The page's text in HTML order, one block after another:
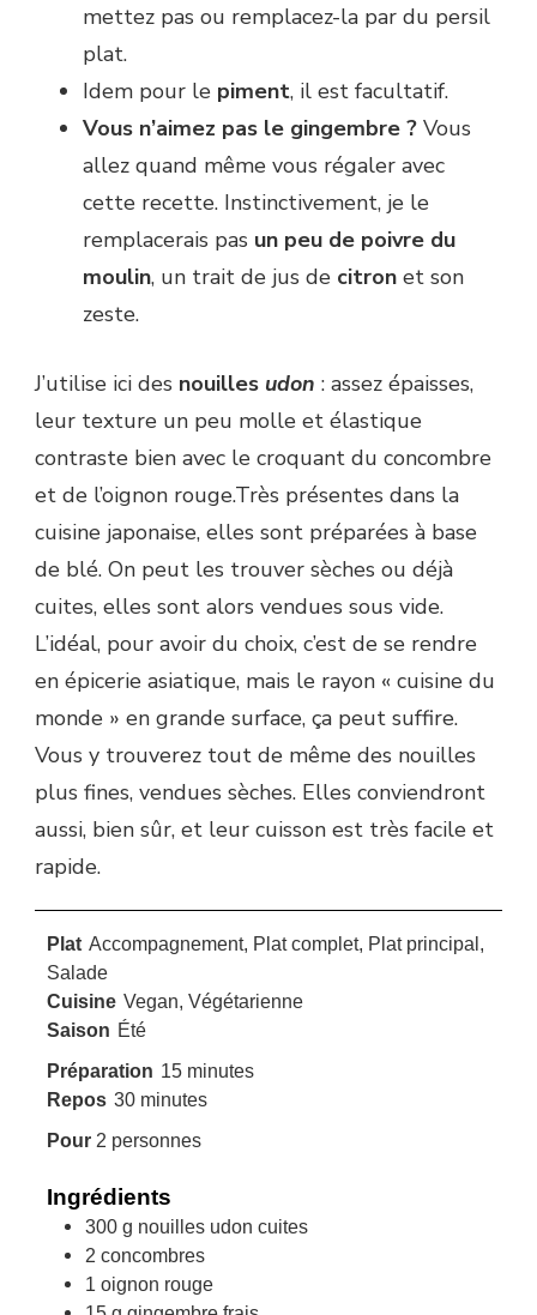
mettez pas ou remplacez-la par du persil
plat.
Idem pour le piment, il est facultatif.
Vous n’aimez pas le gingembre ? Vous
allez quand même vous régaler avec
cette recette. Instinctivement, je le
remplacerais pas un peu de poivre du
moulin, un trait de jus de citron et son
zeste.
J’utilise ici des nouilles udon : assez épaisses,
leur texture un peu molle et élastique
contraste bien avec le croquant du concombre
et de l’oignon rouge.Très présentes dans la
cuisine japonaise, elles sont préparées à base
de blé. On peut les trouver sèches ou déjà
cuites, elles sont alors vendues sous vide.
L’idéal, pour avoir du choix, c’est de se rendre
en épicerie asiatique, mais le rayon « cuisine du
monde » en grande surface, ça peut suffire.
Vous y trouverez tout de même des nouilles
plus fines, vendues sèches. Elles conviendront
aussi, bien sûr, et leur cuisson est très facile et
rapide.
Plat Accompagnement, Plat complet, Plat principal,
Salade
Cuisine Vegan, Végétarienne
Saison Été
Préparation 15minutes
minutes
Repos 30minutes
minutes
Pour 2 personnes
Ingrédients
300 g nouilles udon cuites
2 concombres
1 oignon rouge